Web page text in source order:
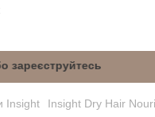
або
Insight Insight Dry Hair